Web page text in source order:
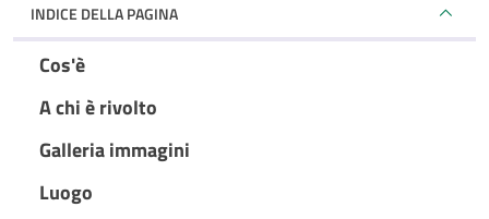
INDICE DELLA PAGINA
Cos'è
A chi è rivolto
Galleria immagini
Luogo